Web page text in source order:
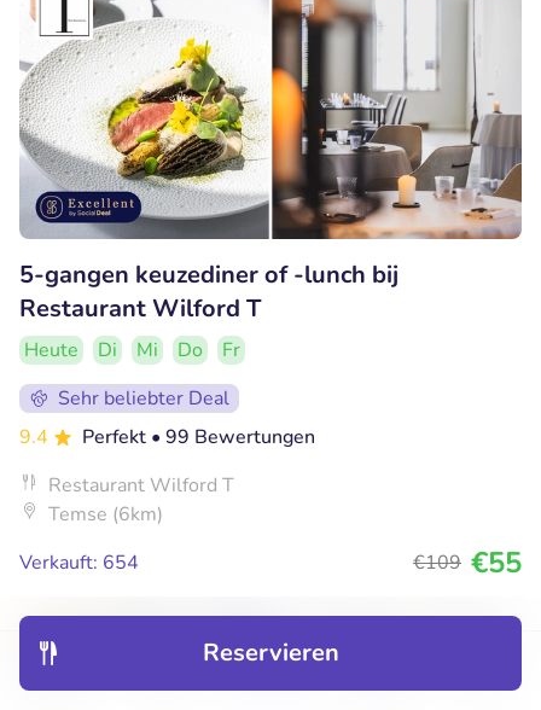
Entdecken
Reservieren
5-gangen keuzediner of -lunch bij
Restaurant Wilford T
Heute Di Mi Do
Fr
Sehr beliebter Deal
9.4
Perfekt • 99 Bewertungen
Restaurant Wilford T
Temse (6km)
Verkauft: 654
€109 €55